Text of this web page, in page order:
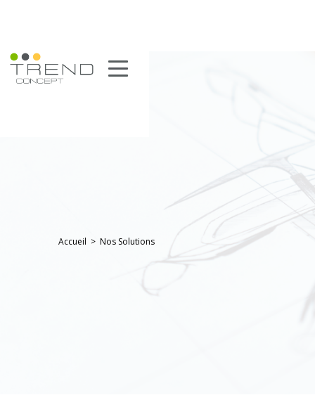
Accueil > Nos Solutions